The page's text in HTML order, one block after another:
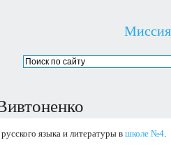
Миссия
языка и литературы вшколе №4.